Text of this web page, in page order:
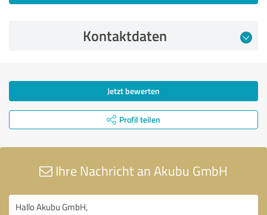
Kontaktdaten
Jetzt bewerten
Profil teilen
Ihre Nachricht an Akubu GmbH